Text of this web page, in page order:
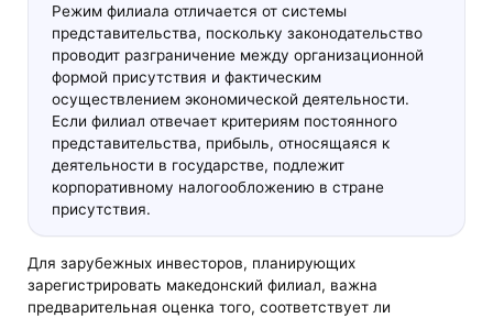
Режим филиала отличается от системы
представительства, поскольку законодательство
проводит разграничение между организационной
формой присутствия и фактическим
осуществлением экономической деятельности.
Если филиал отвечает критериям постоянного
представительства, прибыль, относящаяся к
деятельности в государстве, подлежит
корпоративному налогообложению в стране
присутствия.
Для зарубежных инвесторов, планирующих
зарегистрировать македонский филиал, важна
предварительная оценка того, соответствует ли